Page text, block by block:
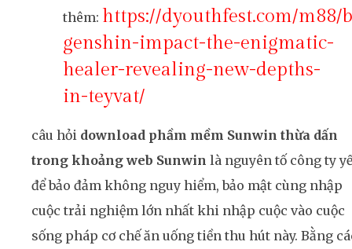
thêm: https://dyouthfest.com/m88/
genshin-impact-the-enigmatic-
healer-revealing-new-depths-
in-teyvat/
câu hỏi download phầm mềm Sunwin thừa dấn
trong khoảng web Sunwin là nguyên tố công ty
để bảo đảm không nguy hiểm, bảo mật cùng nhập
cuộc trải nghiệm lớn nhất khi nhập cuộc vào cuộc
sống pháp cơ chế ăn uống tiền thu hút này. Bằng